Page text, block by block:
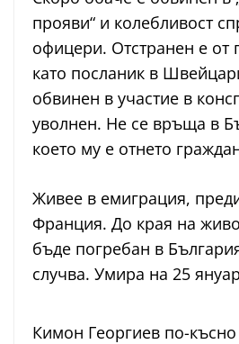
прояви“ и колебливост
офицери. Отстранен е от
като посланик в
обвинен в участие в
уволнен. Не се връща в
което му е отнето
Живее в емиграция,
Франция. До края на
бъде погребан в
случва. Умира на 25
Кимон Георгиев по-